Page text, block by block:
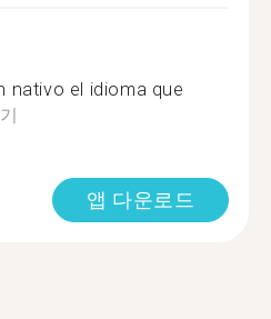
nativo el idioma que
앱 다운로드